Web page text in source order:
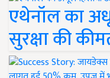
एथेनॉल का
सुरक्षा की